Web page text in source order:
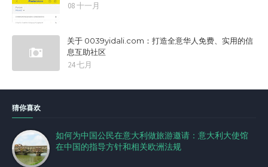
08 十一月
关于 0039yidali.com：打造全意华人免费、实用的信
息互助社区
24 七月
猜你喜欢
如何为中国公民在意大利做旅游邀请：意大利大使馆
在中国的指导方针和相关欧洲法规